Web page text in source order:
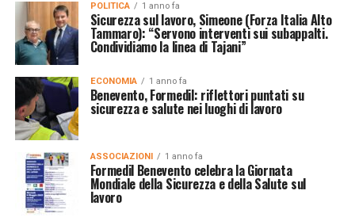
POLITICA 1 anno fa
Sicurezza sul lavoro, Simeone (Forza Italia Alto
Tammaro): “Servono interventi sui subappalti.
Condividiamo la linea di Tajani”
ECONOMIA 1 anno fa
Benevento, Formedil: riflettori puntati su
sicurezza e salute nei luoghi di lavoro
ASSOCIAZIONI 1 anno fa
Formedil Benevento celebra la Giornata
Mondiale della Sicurezza e della Salute sul
lavoro